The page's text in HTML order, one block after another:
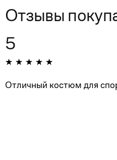
Отзывы
5
Отличный костюм для